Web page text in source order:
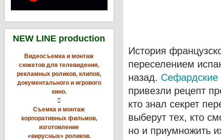
NEW LINE production
Видеосъемка и монтаж
сюжетов для телевидения,
рекламных роликов, клипов,
документального и игрового
кино.

Съемка и монтаж
корпоративных фильмов,
изготовление
«вирусных» роликов.
История
переселением
назад. Сефардские
привезли рецепт
кто знал секрет
выберут тех, кто
но и приумножить